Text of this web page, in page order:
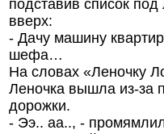
подставив список
вверх:
- Дачу машину
шефа…
На словах «Леночку
Леночка вышла из-за
дорожки.
- Ээ.. аа.., -